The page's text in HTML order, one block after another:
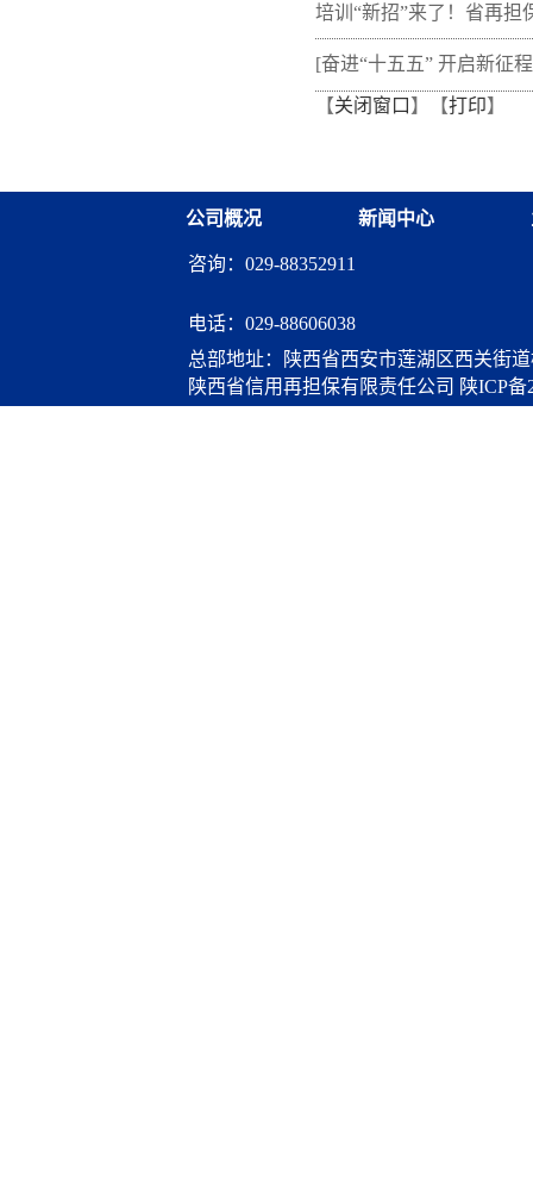
培训“新招”来了！省再担
新"以审代训"， 让政策学
从"听"变"练"
[奋进“十五五” 开启新征
融资担保体系这样做](十
【关闭窗口 】【打印】
公司概况 新闻中心
咨询：029-88352911
电话： 029-88606038
陕西省信用再担保有限责任公司 陕ICP备
总部地址：陕西省西安市莲湖区西关街